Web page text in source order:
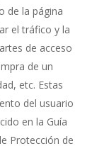
de la página
el tráfico y la
de acceso
de un
etc. Estas
del usuario
en la Guía
Protección de